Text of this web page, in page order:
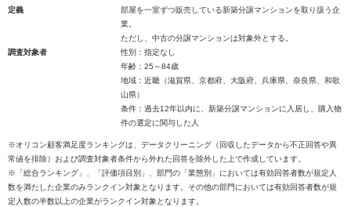
定義
部屋を一室ずつ販売している新築分譲マンションを取り扱う企
業。
ただし、中古の分譲マンションは対象外とする。
調査対象者
性別：指定なし
年齢：25～84歳
地域：近畿（滋賀県、京都府、大阪府、兵庫県、奈良県、和歌
山県）
条件：過去12年以内に、新築分譲マンションに入居し、購入物
件の選定に関与した人
※オリコン顧客満足度ランキングは、データクリーニング（回収したデータから不正回答や異
常値を排除）および調査対象者条件から外れた回答を除外した上で作成しています。
※「総合ランキング」、「評価項目別」、部門の「業態別」においては有効回答者数が規定人
数を満たした企業のみランクイン対象となります。その他の部門においては有効回答者数が規
定人数の半数以上の企業がランクイン対象となります。